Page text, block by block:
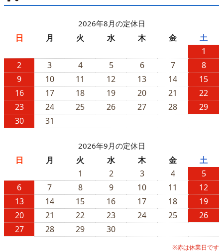
2026年8月の定休日
日 月 火 水 木 金
土
1
2
3 4 5 6 7
8
9
10 11 12 13 14
15
16
17 18 19 20 21
22
23
24 25 26 27 28
29
30
31
2026年9月の定休日
日 月 火 水 木 金
土
1
2 3 4
5
6
7 8 9 10 11
12
13
14 15 16 17 18
19
20
21 22 23 24 25
26
27
28 29 30
※赤は休業日です